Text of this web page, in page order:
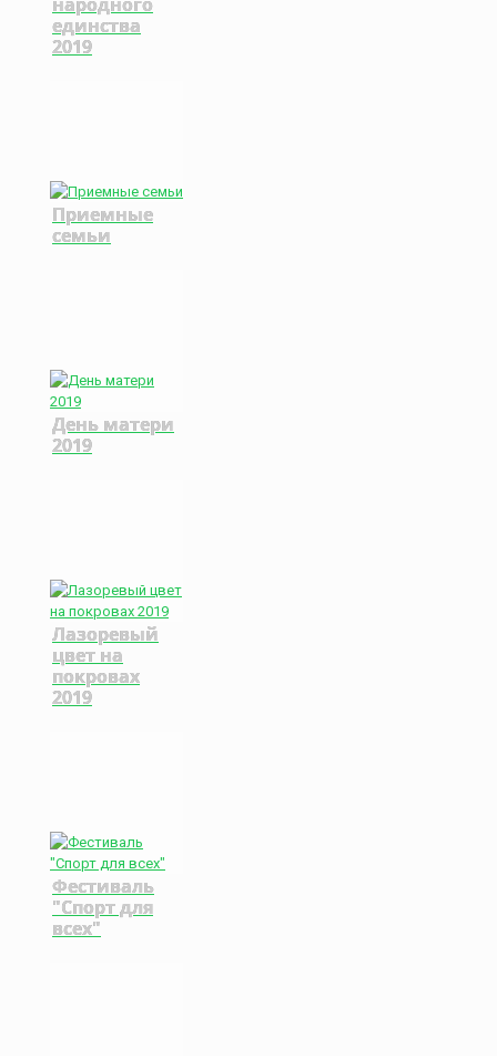
народного
единства
2019
Приемные
семьи
День матери
2019
Лазоревый
цвет на
покровах
2019
Фестиваль
"Спорт для
всех"